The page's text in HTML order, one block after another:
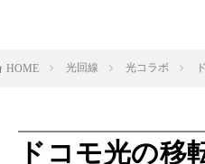
HOME 光回線 光コラボ
ドコモ光の移